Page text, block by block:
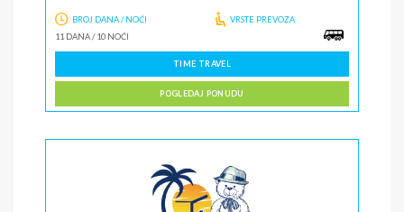
BROJ DANA / NOĆI
11 DANA/10 NOĆI
VRSTE PREVOZA
TIME TRAVEL
POGLEDAJ PONUDU